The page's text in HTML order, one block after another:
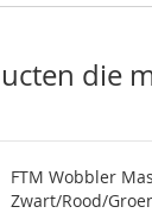
die
FTM Wobbler
Zwart/Rood/